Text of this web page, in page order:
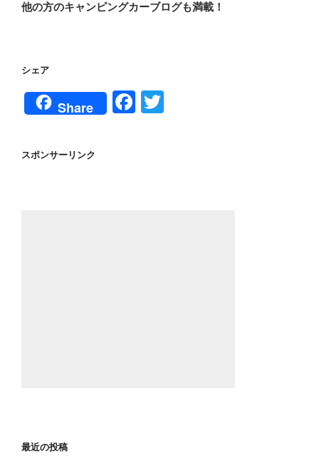
他の方のキャンピングカーブログも満載！
シェア
Share
F
スポンサーリンク
最近の投稿